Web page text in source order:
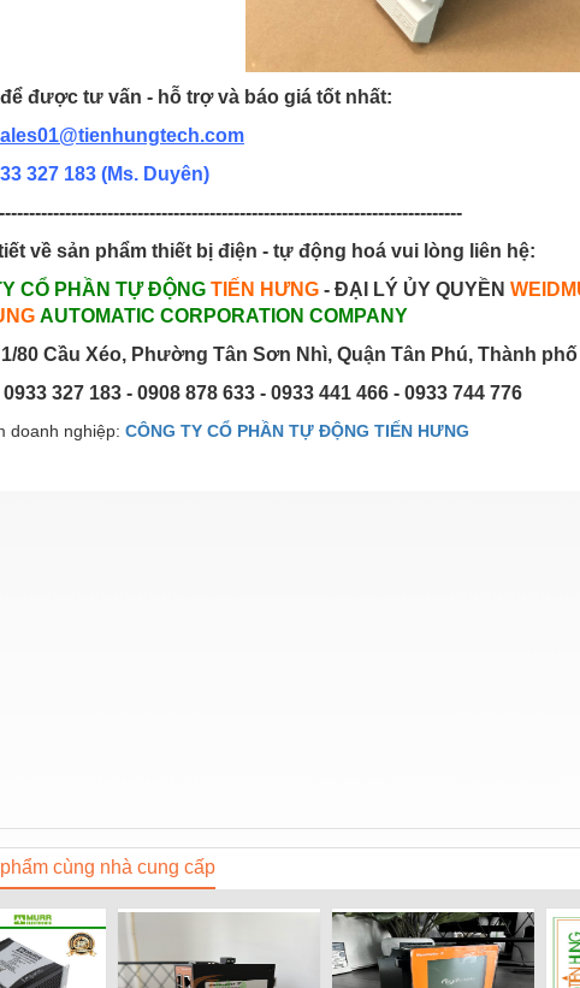
được tư vấn - hỗ trợ và báo giá tốt nhất:
327 183 (Ms. Duyên)
về sản phẩm thiết bị điện - tự động hoá vui lòng liên hệ:
CỔ PHẦN TỰ ĐỘNG TIẾN HƯNG - ĐẠI LÝ ỦY QUYỀN
AUTOMATIC CORPORATION COMPANY
1/80 Cầu Xéo, Phường Tân Sơn Nhì, Quận Tân Phú, Thành
0933 327 183 - 0908 878 633 - 0933 441 466 - 0933 744 776
doanh nghiệp: CÔNG TY CỔ PHẦN TỰ ĐỘNG TIẾN HƯNG
cùng nhà cung cấp